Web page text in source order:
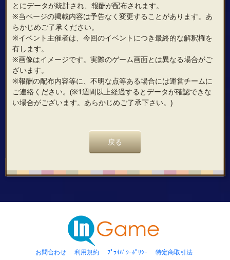
とにデータが統計され、報酬が配布されます。
※当ページの掲載内容は予告なく変更することがあります。あ
らかじめご了承ください。
※イベント主催者は、今回のイベントにつき最終的な解釈権を
有します。
※画像はイメージです。実際のゲーム画面とは異なる場合がご
ざいます。
※報酬の配布内容等に、不明な点等ある場合には運営チームに
ご連絡ください。(※1週間以上経過するとデータが確認できな
い場合がございます。あらかじめご了承下さい。)
戻る
お問合わせ 利用規約 ﾌﾟﾗｲﾊﾞｼｰﾎﾟﾘｼｰ 特定商取引法